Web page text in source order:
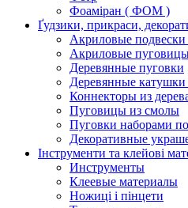
Фоаміран ( ФОМ )
Ґудзики, прикраси,
Акриловые
Акриловые
Деревянные пуговки
Деревянные катушки
Коннекторы из
Пуговицы из смолы
Пуговки наборами
Декоративные
Інструменти та клейові
Инструменты
Клеевые материалы
Ножиці і пінцети